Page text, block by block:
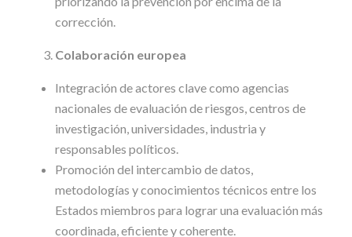
corrección.
Colaboración europea
Integración de actores clave como agencias
nacionales de evaluación de riesgos, centros de
investigación, universidades, industria y
responsables políticos.
Promoción del intercambio de datos,
metodologías y conocimientos técnicos entre los
Estados miembros para lograr una evaluación más
coordinada, eficiente y coherente.